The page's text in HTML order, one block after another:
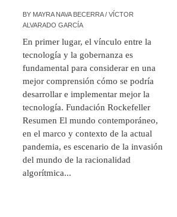
BY MAYRA NAVA BECERRA / VÍCTOR
ALVARADO GARCÍA
En primer lugar, el vínculo entre la
tecnología y la gobernanza es
fundamental para considerar en una
mejor comprensión cómo se podría
desarrollar e implementar mejor la
tecnología. Fundación Rockefeller
Resumen El mundo contemporáneo,
en el marco y contexto de la actual
pandemia, es escenario de la invasión
del mundo de la racionalidad
algorítmica...